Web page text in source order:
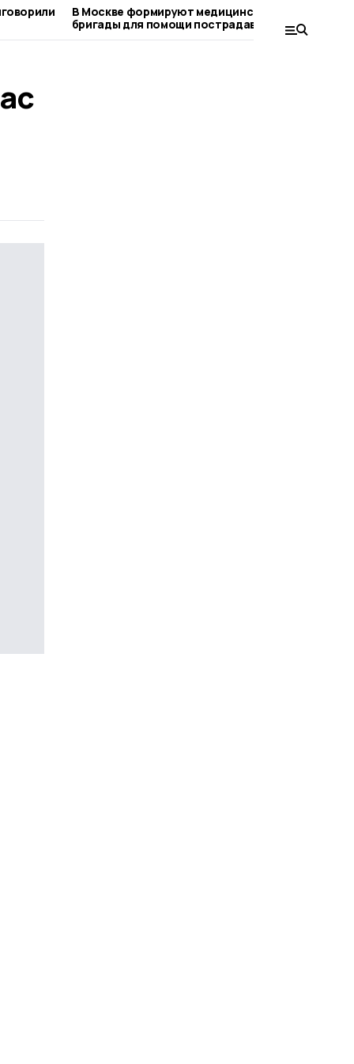
В Москве формируют медицинские
бригады для помощи пострадавшим в
Котовске